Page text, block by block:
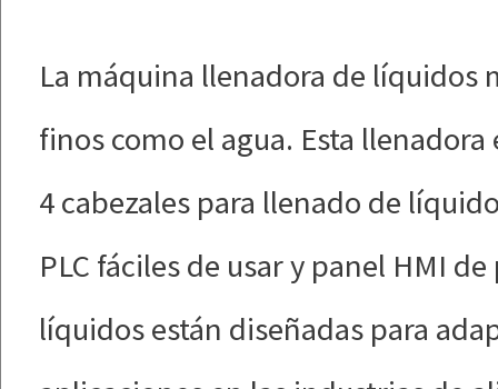
La máquina llenadora de líquidos
finos como el agua. Esta
4 cabezales para llenado de
PLC fáciles de usar y panel HMI
líquidos están diseñadas para